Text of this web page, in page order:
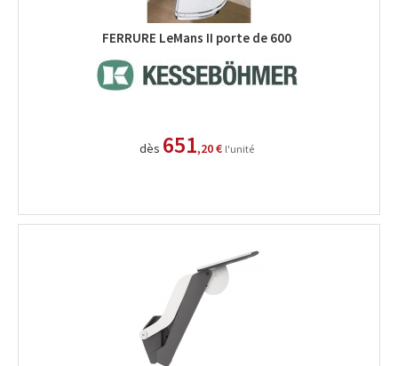
FERRURE LeMans II porte de 600
dès 651,20 € l'unité